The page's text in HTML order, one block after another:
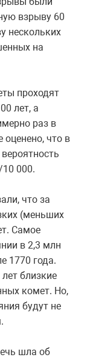
взрыву 60
нескольких
на
проходят
лет, а
раз в
что в
000.
что за
(меньших
Самое
в 2,3 млн
1770 года.
близкие
комет. Но,
будут не
шла об